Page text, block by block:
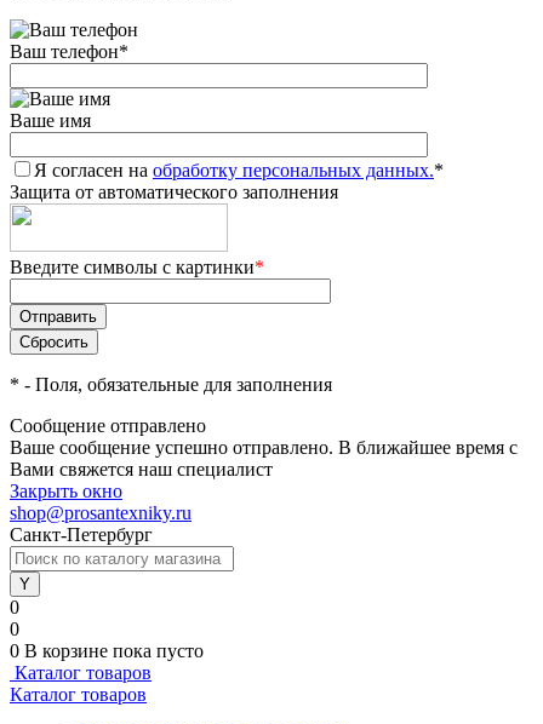
Ваш телефон*
Ваше имя
Я согласен на обработку персональных данных.*
Защита от автоматического заполнения
Введите символы с картинки*
* - Поля, обязательные для заполнения
Сообщение отправлено
Ваше сообщение успешно отправлено. В ближайшее время с
Вами свяжется наш специалист
Закрыть окно
shop@prosantexniky.ru
Санкт-Петербург
0
0
0 В корзине пока пусто
Каталог товаров
Каталог товаров